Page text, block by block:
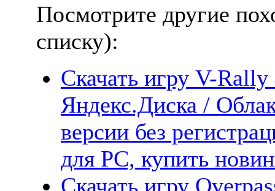
Посмотрите другие
списку):
Скачать игру V-
Яндекс.Диска /
версии без
для PC, купить
Скачать игру